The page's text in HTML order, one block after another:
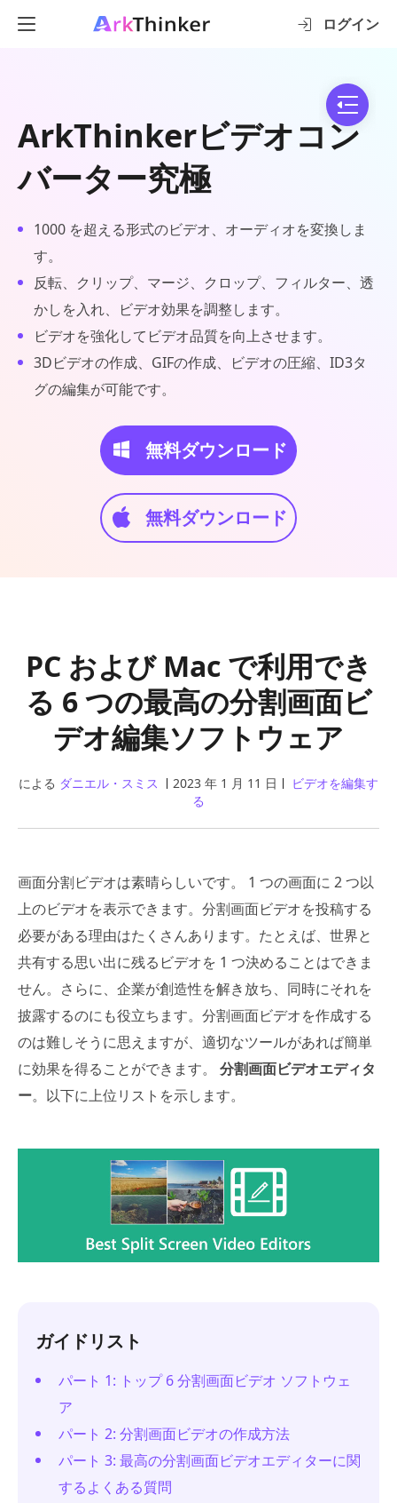
ログイン
ArkThinkerビデオコン
バーター究極
1000 を超える形式のビデオ、オーディオを変換しま
す。
反転、クリップ、マージ、クロップ、フィルター、透
かしを入れ、ビデオ効果を調整します。
ビデオを強化してビデオ品質を向上させます。
3Dビデオの作成、GIFの作成、ビデオの圧縮、ID3タ
グの編集が可能です。
無料ダウンロード
無料ダウンロード
PC および Mac で利用でき
る 6 つの最高の分割画面ビ
デオ編集ソフトウェア
による ダニエル・スミス 2023 年 1 月 11 日
ビデオを編集す
る
画面分割ビデオは素晴らしいです。 1 つの画面に 2 つ以
上のビデオを表示できます。分割画面ビデオを投稿する
必要がある理由はたくさんあります。たとえば、世界と
共有する思い出に残るビデオを 1 つ決めることはできま
せん。さらに、企業が創造性を解き放ち、同時にそれを
披露するのにも役立ちます。分割画面ビデオを作成する
のは難しそうに思えますが、適切なツールがあれば簡単
に効果を得ることができます。 分割画面ビデオエディタ
ー。以下に上位リストを示します。
ガイドリスト
パート 1: トップ 6 分割画面ビデオ ソフトウェ
ア
パート 2: 分割画面ビデオの作成方法
パート 3: 最高の分割画面ビデオエディターに関
するよくある質問